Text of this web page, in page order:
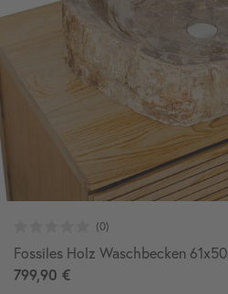
Fossiles Holz Waschbecken
799,90 €